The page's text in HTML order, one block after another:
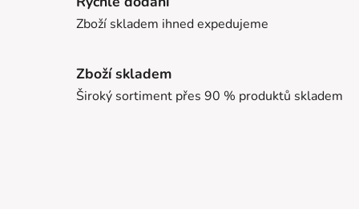
Zboží skladem ihned expedujeme
Zboží skladem
Široký sortiment přes 90 % produktů skladem